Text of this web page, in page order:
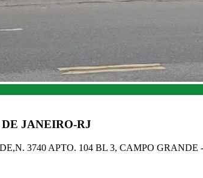
JANEIRO-RJ
3740 APTO. 104 BL 3, CAMPO GRANDE